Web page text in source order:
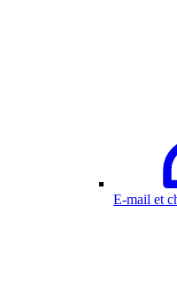
E-mail et